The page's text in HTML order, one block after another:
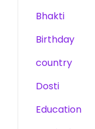
Bhakti
Birthday
country
Dosti
Education